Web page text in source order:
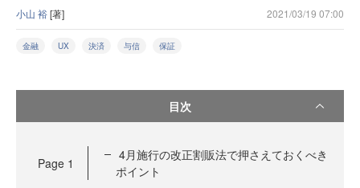
小山 裕[著] 2021/03/19 07:00
金融 UX 決済 与信 保証
目次
Page 1
4月施行の改正割販法で押さえておくべき
ポイント